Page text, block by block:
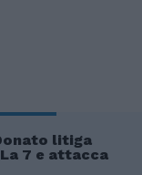
litiga
7 e attacca